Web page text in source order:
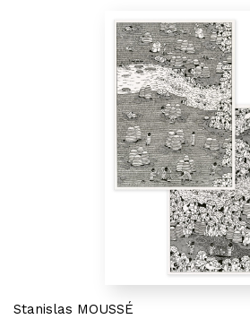
Stanislas MOUSSÉ